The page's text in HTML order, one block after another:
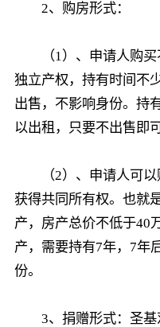
2、购房形式：
（1）、申请人购买
独立产权，持有时间不
出售，不影响身份。持
以出租，只要不出售即可
（2）、申请人可以
获得共同所有权。也就
产，房产总价不低于40
产，需要持有7年，7年
份。
3、捐赠形式：圣基